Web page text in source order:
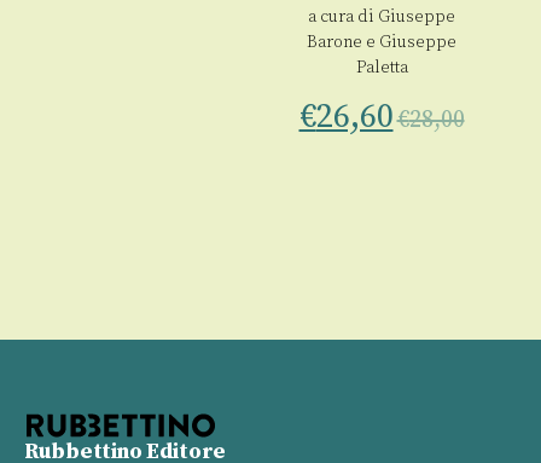
a cura di Giuseppe
Barone e Giuseppe
Paletta
€26,60€28,00
Rubbettino Editore